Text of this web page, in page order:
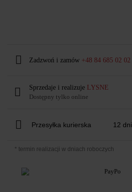
Zadzwoń i zamów +48 84 685 02 02
Sprzedaje i realizuje LYSNE
Dostępny tylko online
Przesyłka kurierska 12 dni
* termin realizacji w dniach roboczych